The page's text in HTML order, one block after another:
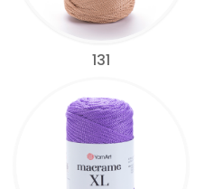
131